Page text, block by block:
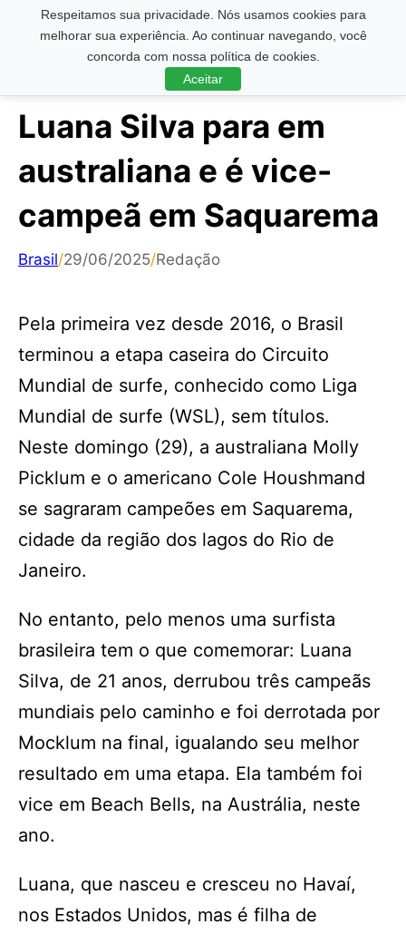
Respeitamos sua privacidade. Nós usamos cookies para
melhorar sua experiência. Ao continuar navegando, você
concorda com nossa política de cookies.
Aceitar
Pesquisar ...
Luana Silva para em
australiana e é vice-
campeã em Saquarema
Brasil/29/06/2025/Redação
Pela primeira vez desde 2016, o Brasil
terminou a etapa caseira do Circuito
Mundial de surfe, conhecido como Liga
Mundial de surfe (WSL), sem títulos.
Neste domingo (29), a australiana Molly
Picklum e o americano Cole Houshmand
se sagraram campeões em Saquarema,
cidade da região dos lagos do Rio de
Janeiro.
No entanto, pelo menos uma surfista
brasileira tem o que comemorar: Luana
Silva, de 21 anos, derrubou três campeãs
mundiais pelo caminho e foi derrotada por
Mocklum na final, igualando seu melhor
resultado em uma etapa. Ela também foi
vice em Beach Bells, na Austrália, neste
ano.
Luana, que nasceu e cresceu no Havaí,
nos Estados Unidos, mas é filha de